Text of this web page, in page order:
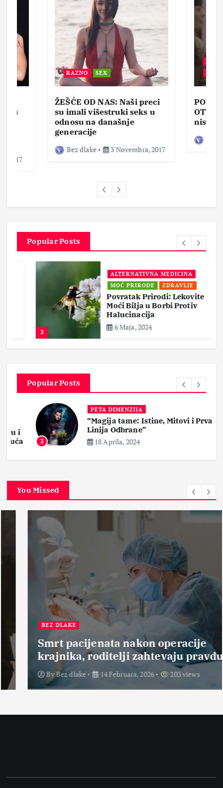
u
2017
RAZNO SEX
ŽEŠĆE OD NAS: Naši preci
su imali višestruki seks u
odnosu na današnje
generacije
Bez dlake 3 Novembra, 2017
BEZ
nisam
Popular Posts
ALTERNATIVNA MEDICINA
MOĆ PRIRODE
ZDRAVLJE
Povratak Prirodi: Lekovite
Moći Bilja u Borbi Protiv
Halucinacija
6 Maja, 2024
Popular Posts
3
PETA DIMENZIJA
“Magija tame: Istine, Mitovi i Prva
Linija Odbrane”
18 Aprila, 2024
You Missed
BEZ DLAKE
Smrt pacijenata nakon operacije
krajnika, roditelji zahtevaju pravdu
Bez dlake 14 Februara, 2026 203 views